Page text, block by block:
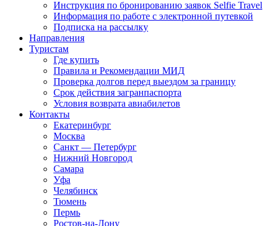
Инструкция по бронированию заявок Selfie Travel
Информация по работе с электронной путевкой
Подписка на рассылку
Направления
Туристам
Где купить
Правила и Рекомендации МИД
Проверка долгов перед выездом за границу
Срок действия загранпаспорта
Условия возврата авиабилетов
Контакты
Екатеринбург
Москва
Санкт — Петербург
Нижний Новгород
Самара
Уфа
Челябинск
Тюмень
Пермь
Ростов-на-Дону